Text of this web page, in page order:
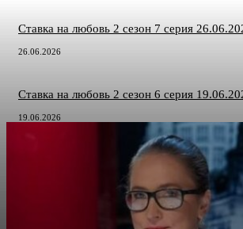
Ставка на любовь 2 сезон 7 серия
26.06.2026
Ставка на любовь 2 сезон 6 серия
19.06.2026